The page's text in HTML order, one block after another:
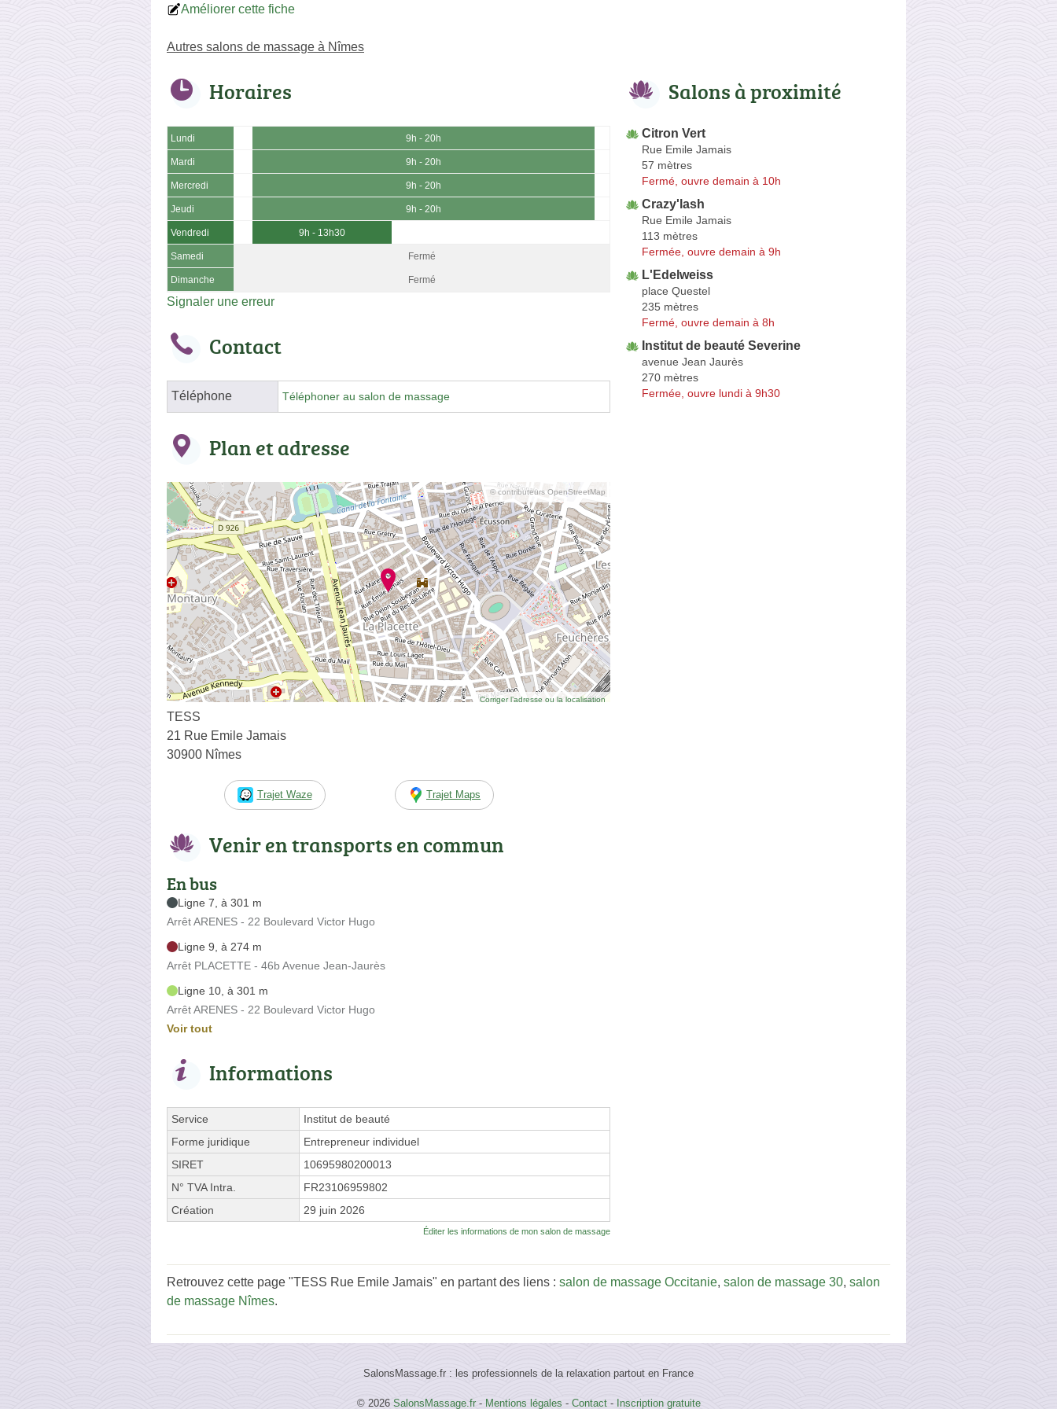
Améliorer cette fiche
Autres salons de massage à Nîmes
Horaires
Lundi 9h - 20h
Mardi 9h - 20h
Mercredi 9h - 20h
Jeudi 9h - 20h
Vendredi 9h - 13h30
Samedi Fermé
Dimanche Fermé
Signaler une erreur
Contact
Téléphone Téléphoner au salon de massage
Plan et adresse
© contributeurs OpenStreetMap
Corriger l’adresse ou la localisation
TESS
21 Rue Emile Jamais
30900 Nîmes
Trajet Waze Trajet Maps
Venir en transports en commun
En bus
Ligne 7, à 301 m
Arrêt ARENES - 22 Boulevard Victor Hugo
Ligne 9, à 274 m
Arrêt PLACETTE - 46b Avenue Jean-Jaurès
Ligne 10, à 301 m
Arrêt ARENES - 22 Boulevard Victor Hugo
Voir tout
Informations
Service
Institut de beauté
Forme juridique
Entrepreneur individuel
SIRET
10695980200013
N° TVA Intra.
FR23106959802
Création
29 juin 2026
Éditer les informations de mon salon de massage
Salons à proximité
Citron Vert
Rue Emile Jamais
57 mètres
Fermé, ouvre demain à 10h
Crazy'lash
Rue Emile Jamais
113 mètres
Fermée, ouvre demain à 9h
L'Edelweiss
place Questel
235 mètres
Fermé, ouvre demain à 8h
Institut de beauté Severine
avenue Jean Jaurès
270 mètres
Fermée, ouvre lundi à 9h30
Retrouvez cette page "TESS Rue Emile Jamais" en partant des liens : salon de massage Occitanie, salon de massage 30, salon
de massage Nîmes.
SalonsMassage.fr : les professionnels de la relaxation partout en France
© 2026 SalonsMassage.fr - Mentions légales - Contact- Inscription gratuite